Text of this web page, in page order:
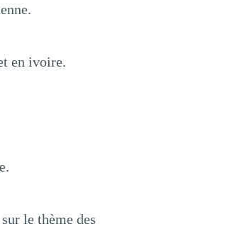
en ivoire.
le thème des